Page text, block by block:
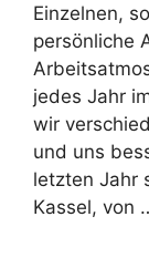
Einzelnen,
persönliche
jedes Jahr
wir
und uns
letzten Jahr
Kassel, von